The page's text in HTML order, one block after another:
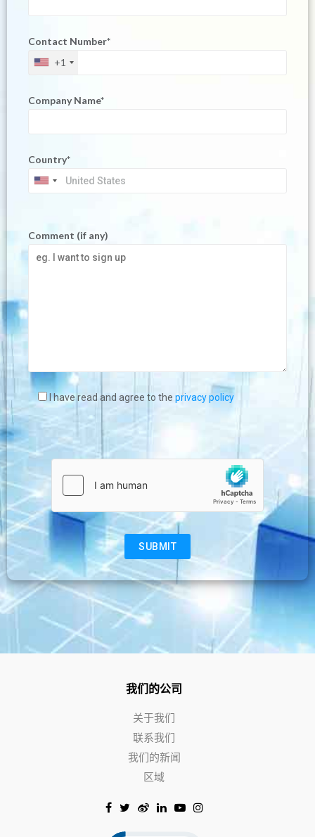
Contact Number*
+1
Company Name*
Country*
Comment (if any)
I have read and agree to the privacy policy
我们的公司
关于我们
联系我们
我们的新闻
区域